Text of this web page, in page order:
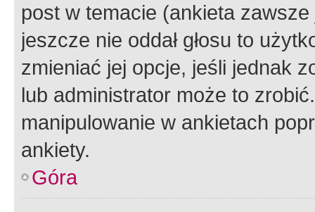
post w temacie (ankieta
jeszcze nie oddał głosu to
zmieniać jej opcje, jeśli jednak
lub administrator może to
manipulowanie w ankietach
ankiety.
Góra